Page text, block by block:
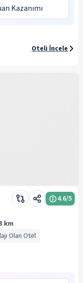
Kazanımı
Oteli İncele
4.6/5
km
Olan Otel